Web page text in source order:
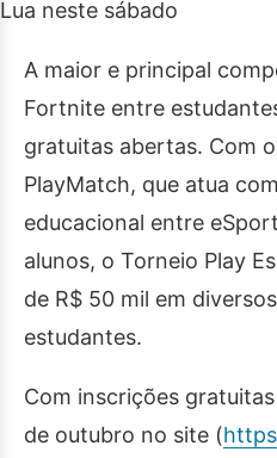
A maior e principal
Fortnite entre
gratuitas abertas. Com
PlayMatch, que atua
educacional entre
alunos, o Torneio Play
de R$ 50 mil em
estudantes.
Com inscrições
de outubro no site (